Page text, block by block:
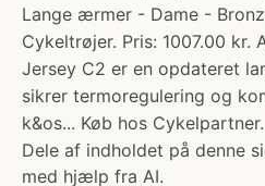
Lange ærmer - Dame -
Cykeltrøjer. Pris: 1007.00 kr.
Jersey C2 er en opdateret
sikrer termoregulering og
k&os... Køb hos Cykelpartner.
Dele af indholdet på denne
med hjælp fra AI.